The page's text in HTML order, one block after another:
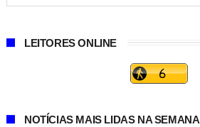
LEITORES ONLINE
NOTÍCIAS MAIS LIDAS NA SEMANA